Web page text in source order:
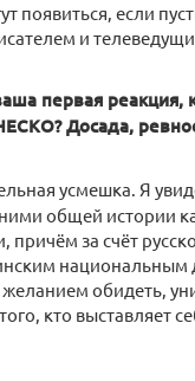
если
и
первая реакция,
Досада,
усмешка. Я
общей истории
за счёт
национальным
обидеть,
кто выставляет